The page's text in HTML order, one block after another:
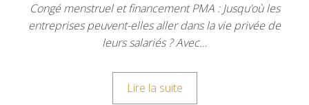
Congé menstruel et financement PMA : Jusqu’où les
entreprises peuvent-elles aller dans la vie privée de
leurs salariés ? Avec…
Lire la suite